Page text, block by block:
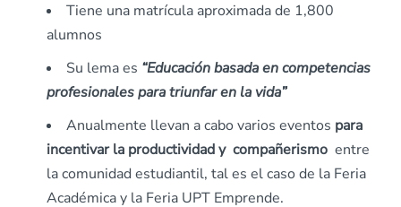
Tiene una matrícula aproximada de 1,800
alumnos
Su lema es “Educación basada en competencias
profesionales para triunfar en la vida”
Anualmente llevan a cabo varios eventos para
incentivar la productividad y compañerismo entre
la comunidad estudiantil, tal es el caso de la Feria
Académica y la Feria UPT Emprende.